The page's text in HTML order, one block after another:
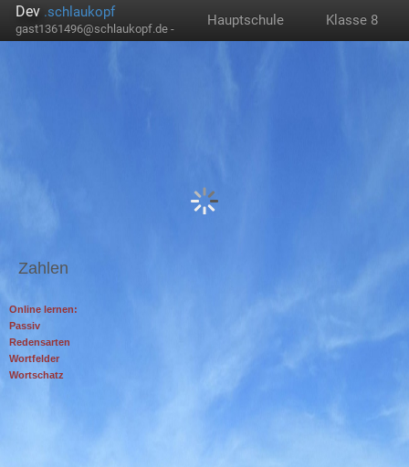
Dev .schlaukopf
gast1361496@schlaukopf.de -
Hauptschule Klasse 8
Zahlen
Online lernen:
Passiv
Redensarten
Wortfelder
Wortschatz